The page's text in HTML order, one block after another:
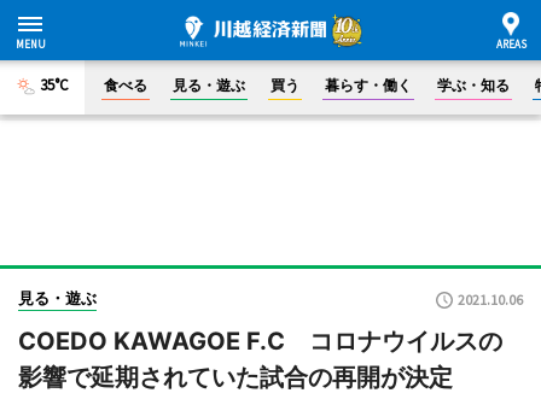
35°C 食べる 見る・遊ぶ 買う 暮らす・働く 学ぶ・知る
見る・遊ぶ 2021.10.06
COEDO KAWAGOE F.C コロナウイルスの
影響で延期されていた試合の再開が決定